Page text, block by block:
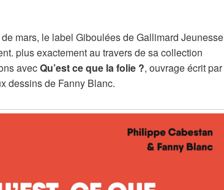
mars, le label Giboulées de Gallimard Jeunesse
plus exactement au travers de sa collection
avecQu’est ce que la folie ?, ouvrage écrit par
dessins de Fanny Blanc.